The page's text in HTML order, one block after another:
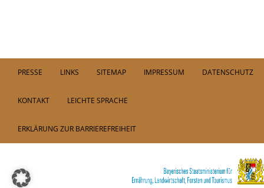
PRESSE LINKS SITEMAP IMPRESSUM DATENSCHUTZ
KONTAKT LEICHTE SPRACHE
ERKLÄRUNG ZUR BARRIEREFREIHEIT